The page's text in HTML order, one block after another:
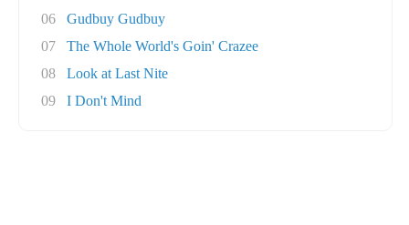
06
Gudbuy Gudbuy
07
The Whole World's Goin' Crazee
08
Look at Last Nite
09
I Don't Mind